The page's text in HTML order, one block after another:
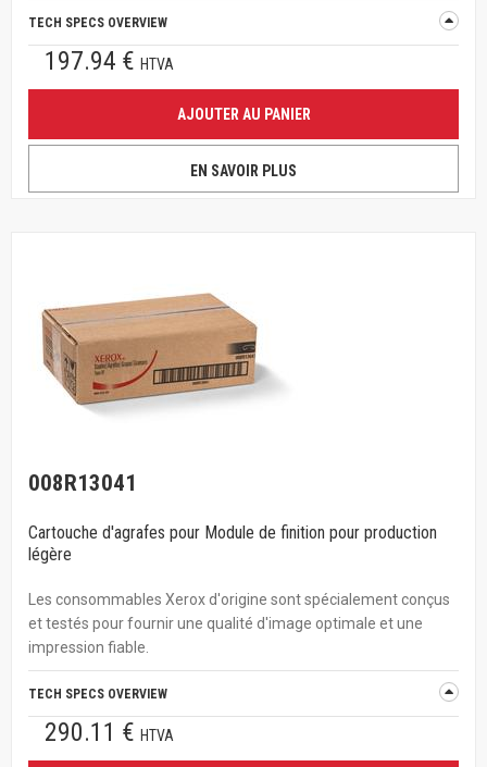
TECH SPECS OVERVIEW
197.94 € HTVA
AJOUTER AU PANIER
EN SAVOIR PLUS
008R13041
Cartouche d'agrafes pour Module de finition pour production
légère
Les consommables Xerox d'origine sont spécialement conçus
et testés pour fournir une qualité d'image optimale et une
impression fiable.
TECH SPECS OVERVIEW
290.11 € HTVA